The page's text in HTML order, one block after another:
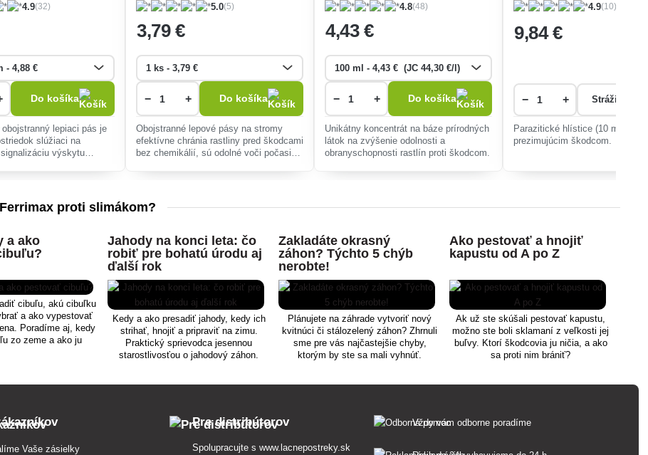
4.9(32)
Do košíka
slúžiaci na
výskytu
5.0(5)
3,79 €
− + Do košíka
Obojstranné lepové pásy na stromy
efektívne chránia rastliny pred škodcami
bez chemikálií, sú odolné voči počasiu
4.8(48)
4,43 €
− + Do košíka
Unikátny koncentrát na báze prírodných
látok na zvýšenie odolnosti a
obranyschopnosti rastlín proti škodcom.
4.9(10)
9,84 €
− + Strážiť
Parazitické hlístice (10
prezimujúcim škodcom.
proti slimákom?
a ako
cibuľu, akú cibuľku
a ako vypestovať
Poradíme aj, kedy
zo zeme a ako ju
Jahody na konci leta: čo
robiť pre bohatú úrodu aj
ďalší rok
Kedy a ako presadiť jahody, kedy ich
strihať, hnojiť a pripraviť na zimu.
Praktický sprievodca jesennou
starostlivosťou o jahodový záhon.
Zakladáte okrasný
záhon? Týchto 5 chýb
nerobte!
Plánujete na záhrade vytvoriť nový
kvitnúci či stálozelený záhon? Zhrnuli
sme pre vás najčastejšie chyby,
ktorým by ste sa mali vyhnúť.
Ako pestovať a hnojiť
kapustu od A po Z
Ak už ste skúšali pestovať kapustu,
možno ste boli sklamaní z veľkosti jej
buľvy. Ktorí škodcovia ju ničia, a ako
sa proti nim brániť?
Vaše zásielky
Pre distribútorov
Spolupracujte swww.lacnepostreky.sk
Vždy vám odborne poradíme